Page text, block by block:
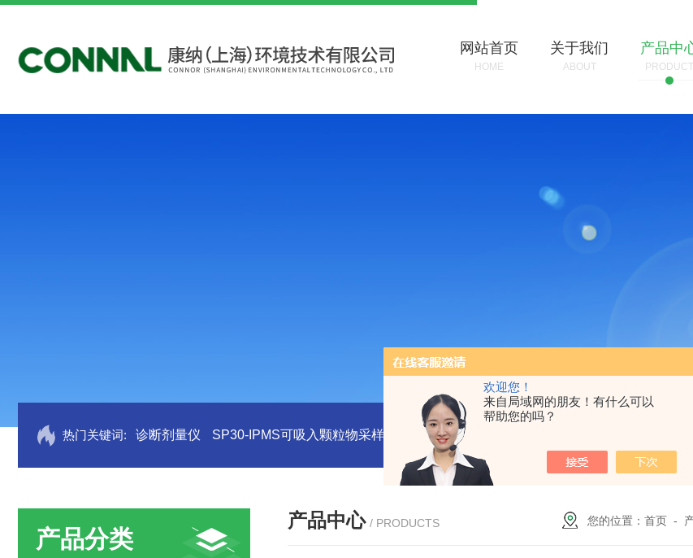
欢迎您！
来自局域网的朋友！有什么可以
帮助您的吗？
网站首页
HOME
关于我们
ABOUT
产品中
PRODUCT
热门关键词: 诊断剂量仪 SP30-IPMS可吸入颗粒物采样器 DryCal 800美国MesaLabs 气体质量流量计
产品分类
产品中心 / PRODUCTS 您的位置：首页 -